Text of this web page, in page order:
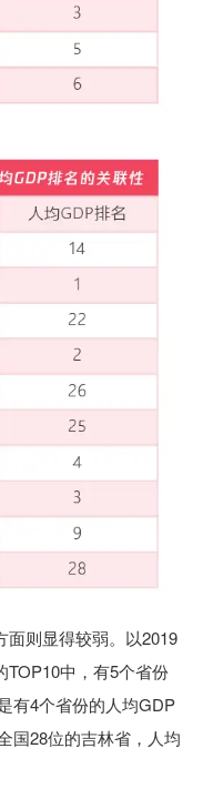
面则显得较弱。以2019
中，有5个省份
有4个省份的人均GDP
国28位的吉林省，人均